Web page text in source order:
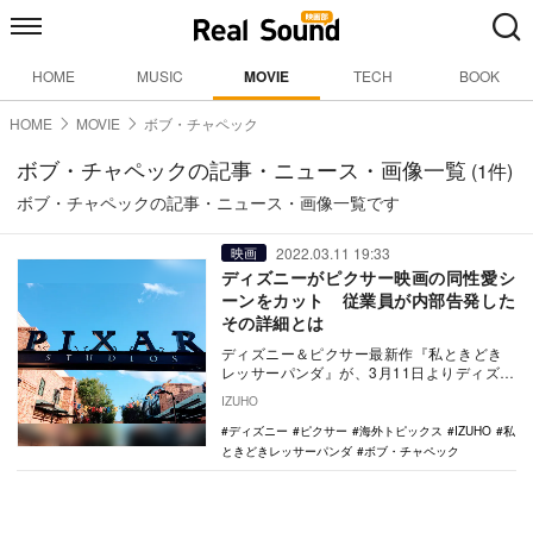
HOME MUSIC MOVIE TECH BOOK
HOME MOVIE ボブ・チャペック
ボブ・チャペックの記事・ニュース・画像一覧 (1件)
ボブ・チャペックの記事・ニュース・画像一覧です
映画 2022.03.11 19:33
ディズニーがピクサー映画の同性愛シ
ーンをカット 従業員が内部告発した
その詳細とは
ディズニー＆ピクサー最新作『私ときどき
レッサーパンダ』が、3月11日よりディズニ
ーとピクサ…
IZUHO
ディズニー
ピクサー 海外トピックス IZUHO
私
ときどきレッサーパンダ
ボブ・チャペック